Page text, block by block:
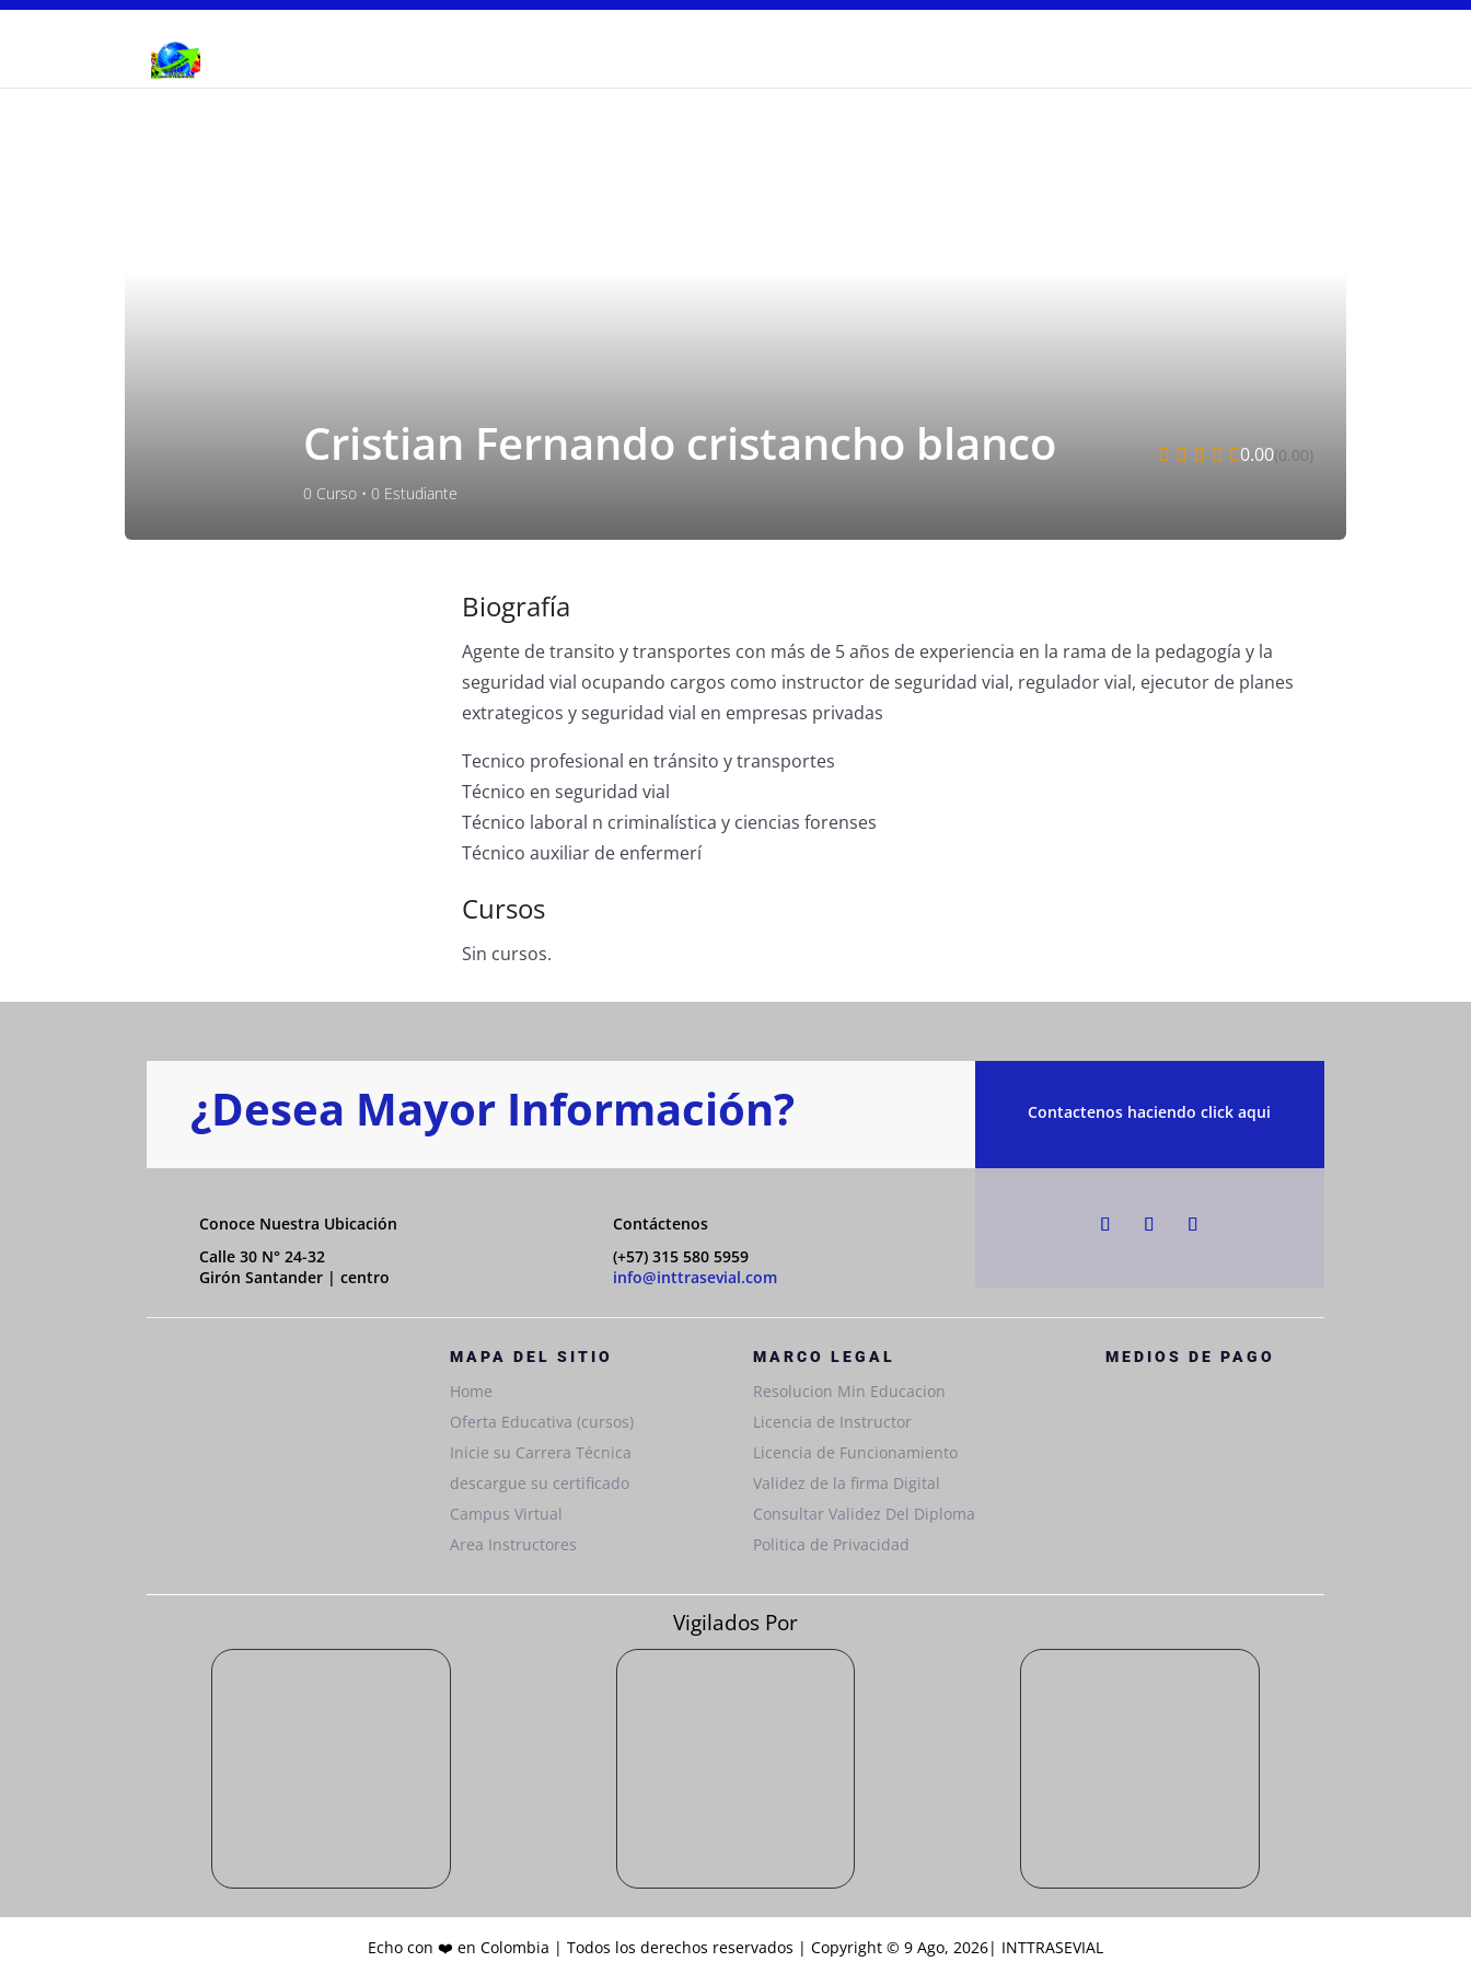
Cristian Fernando cristancho blanco
0 Curso • 0 Estudiante
0.00(0.00)
Biografía
Agente de transito y transportes con más de 5 años de experiencia en la rama de la pedagogía y la
seguridad vial ocupando cargos como instructor de seguridad vial, regulador vial, ejecutor de planes
extrategicos y seguridad vial en empresas privadas
Tecnico profesional en tránsito y transportes
Técnico en seguridad vial
Técnico laboral n criminalística y ciencias forenses
Técnico auxiliar de enfermerí
Cursos
Sin cursos.
¿Desea Mayor Información? Contactenos haciendo click aqui
Conoce Nuestra Ubicación
Calle 30 N° 24-32
Girón Santander | centro
Contáctenos
(+57) 315 580 5959
info@inttrasevial.com
MAPA DEL SITIO
Home
Oferta Educativa (cursos)
Inicie su Carrera Técnica
descargue su certificado
Campus Virtual
Area Instructores
MARCO LEGAL
Resolucion Min Educacion
Licencia de Instructor
Licencia de Funcionamiento
Validez de la firma Digital
Consultar Validez Del Diploma
Politica de Privacidad
MEDIOS DE PAGO
Vigilados Por
Echo con ❤️ en Colombia | Todos los derechos reservados | Copyright © 9 Ago, 2026| INTTRASEVIAL